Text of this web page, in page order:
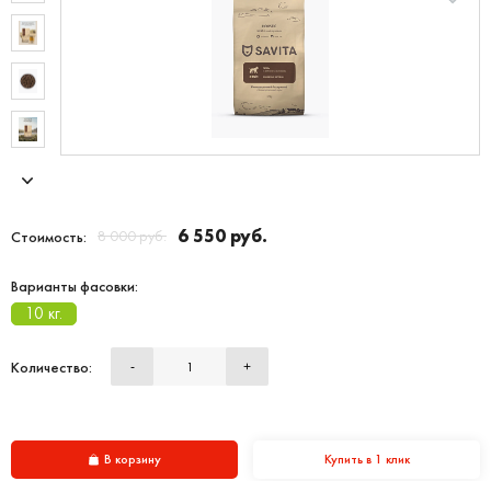
Стоимость: 8 000 руб. 6 550 руб.
Варианты фасовки:
10 кг.
Количество: - +
В корзину Купить в 1 клик